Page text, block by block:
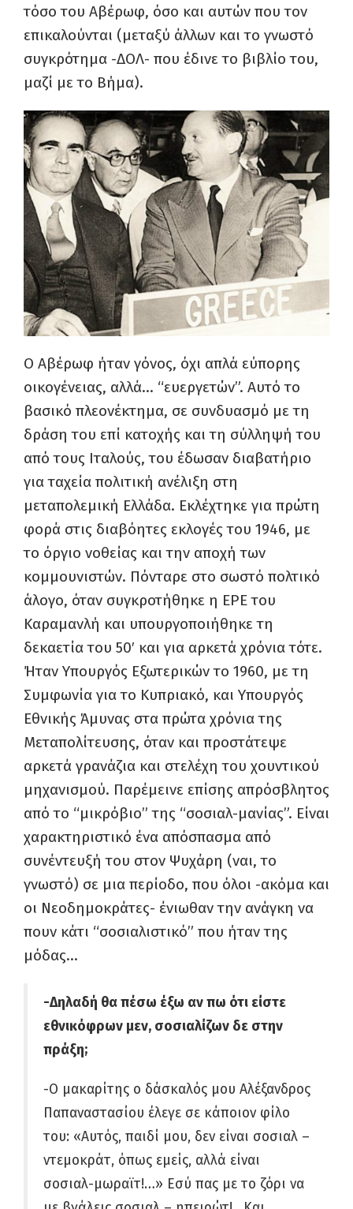
τόσο του Αβέρωφ, όσο και αυτών που τον
επικαλούνται (μεταξύ άλλων και το γνωστό
συγκρότημα -ΔΟΛ- που έδινε το βιβλίο του,
μαζί με το Βήμα).
Ο Αβέρωφ ήταν γόνος, όχι απλά εύπορης
οικογένειας, αλλά… “ευεργετών”. Αυτό το
βασικό πλεονέκτημα, σε συνδυασμό με τη
δράση του επί κατοχής και τη σύλληψή του
από τους Ιταλούς, του έδωσαν διαβατήριο
για ταχεία πολιτική ανέλιξη στη
μεταπολεμική Ελλάδα. Εκλέχτηκε για πρώτη
φορά στις διαβόητες εκλογές του 1946, με
το όργιο νοθείας και την αποχή των
κομμουνιστών. Πόνταρε στο σωστό πολτικό
άλογο, όταν συγκροτήθηκε η ΕΡΕ του
Καραμανλή και υπουργοποιήθηκε τη
δεκαετία του 50′ και για αρκετά χρόνια τότε.
Ήταν Υπουργός Εξωτερικών το 1960, με τη
Συμφωνία για το Κυπριακό, και Υπουργός
Εθνικής Άμυνας στα πρώτα χρόνια της
Μεταπολίτευσης, όταν και προστάτεψε
αρκετά γρανάζια και στελέχη του χουντικού
μηχανισμού. Παρέμεινε επίσης απρόσβλητος
από το “μικρόβιο” της “σοσιαλ-μανίας”. Είναι
χαρακτηριστικό ένα απόσπασμα από
συνέντευξή του στον Ψυχάρη (ναι, το
γνωστό) σε μια περίοδο, που όλοι -ακόμα και
οι Νεοδημοκράτες- ένιωθαν την ανάγκη να
πουν κάτι “σοσιαλιστικό” που ήταν της
μόδας…
-Δηλαδή θα πέσω έξω αν πω ότι είστε
εθνικόφρων μεν, σοσιαλίζων δε στην
πράξη;
-Ο μακαρίτης ο δάσκαλός μου Αλέξανδρος
Παπαναστασίου έλεγε σε κάποιον φίλο
του: «Αυτός, παιδί μου, δεν είναι σοσιαλ –
ντεμοκράτ, όπως εμείς, αλλά είναι
σοσιαλ-μωραϊτ!…» Εσύ πας με το ζόρι να